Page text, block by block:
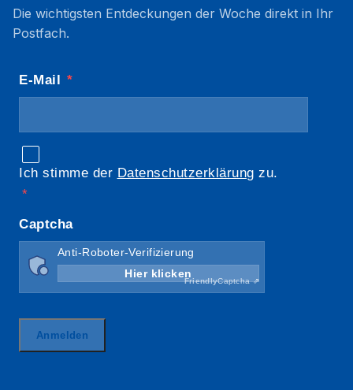
Die wichtigsten Entdeckungen der Woche direkt in Ihr
Postfach.